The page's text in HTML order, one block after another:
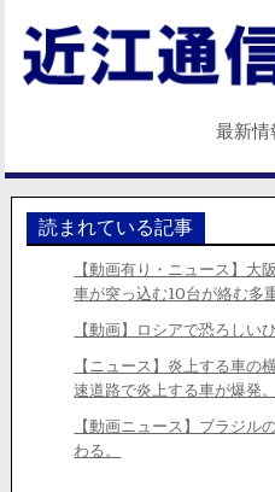
最新
読まれている記事
【動画有り・ニュース】大
車が突っ込む10台が絡む多
【動画】ロシアで恐ろしい
【ニュース】炎上する車の
速道路で炎上する車が爆発。
【動画ニュース】ブラジル
わる。